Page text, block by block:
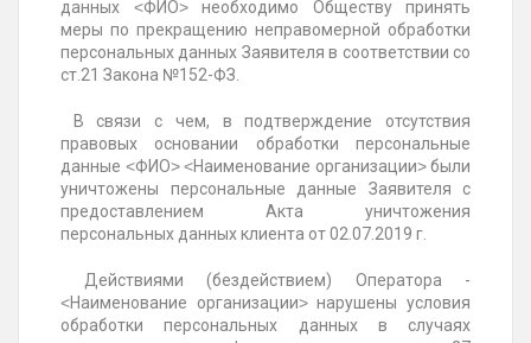
данных ˂ФИО˃ необходимо Обществу принять
меры по прекращению неправомерной обработки
персональных данных Заявителя в соответствии со
ст.21 Закона №152-ФЗ.
В связи с чем, в подтверждение отсутствия
правовых основании обработки персональные
данные ˂ФИО˃ ˂Наименование организации˃ были
уничтожены персональные данные Заявителя с
предоставлением Акта уничтожения
персональных данных клиента от 02.07.2019 г.
Действиями (бездействием) Оператора -
˂Наименование организации˃ нарушены условия
обработки персональных данных в случаях